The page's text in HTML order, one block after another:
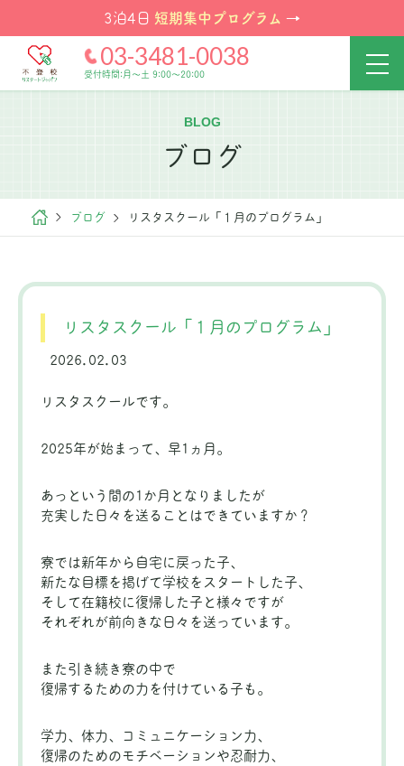
3泊4日 短期集中プログラム →
03-3481-0038
受付時間:月～土 9:00～20:00
BLOG
ブログ
ブログ リスタスクール「１月のプログラム」
リスタスクール「１月のプログラム」
2026.02.03
リスタスクールです。
2025年が始まって、早1ヵ月。
あっという間の1か月となりましたが
充実した日々を送ることはできていますか？
寮では新年から自宅に戻った子、
新たな目標を掲げて学校をスタートした子、
そして在籍校に復帰した子と様々ですが
それぞれが前向きな日々を送っています。
また引き続き寮の中で
復帰するための力を付けている子も。
学力、体力、コミュニケーション力、
復帰のためのモチベーションや忍耐力、